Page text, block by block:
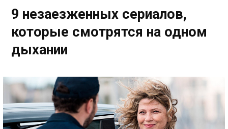
9 незаезженных сериалов,
которые смотрятся на одном
дыхании